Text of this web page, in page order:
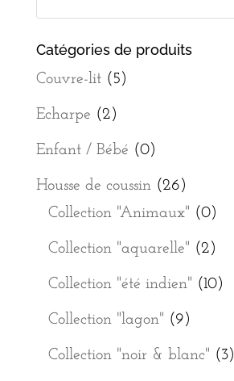
Catégories de produits
Couvre-lit (5)
Echarpe (2)
Enfant / Bébé (0)
Housse de coussin (26)
Collection "Animaux" (0)
Collection "aquarelle" (2)
Collection "été indien" (10)
Collection "lagon" (9)
Collection "noir & blanc" (3)